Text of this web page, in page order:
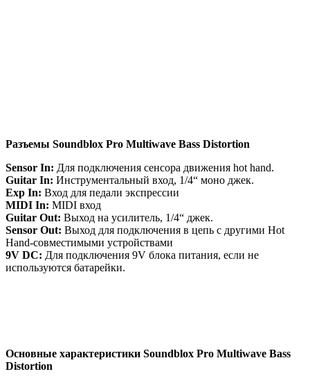
Разъемы Soundblox Pro Multiwave Bass Distortion
Sensor In: Для подключения сенсора движения hot hand.
Guitar In: Инструментальный вход, 1/4“ моно джек.
Exp In: Вход для педали экспрессии
MIDI In: MIDI вход
Guitar Out: Выход на усилитель, 1/4“ джек.
Sensor Out: Выход для подключения в цепь с другими Hot
Hand-совместимыми устройствами
9V DC: Для подключения 9V блока питания, если не
используются батарейки.
Основные характеристики Soundblox Pro Multiwave Bass
Distortion